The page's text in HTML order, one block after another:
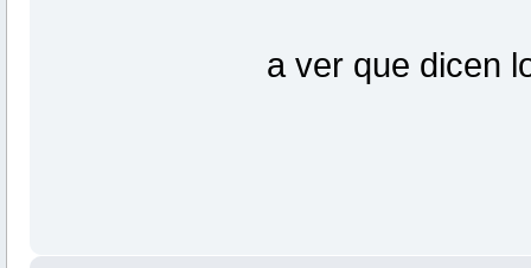
a ver que dicen